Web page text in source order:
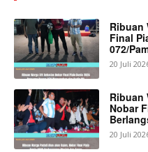
Ribuan
Final
072/
20 Juli
Ribuan
Nobar
20 Juli